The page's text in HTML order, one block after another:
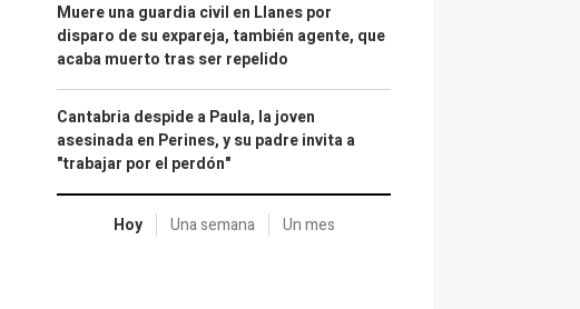
Muere una guardia civil en Llanes por
disparo de su expareja, también agente, que
acaba muerto tras ser repelido
Cantabria despide a Paula, la joven
asesinada en Perines, y su padre invita a
"trabajar por el perdón"
Hoy Una semana Un mes